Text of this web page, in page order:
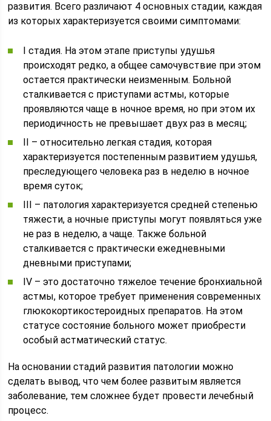
развития. Всего различают 4 основных стадии, каждая
из которых характеризуется своими симптомами:
I стадия. На этом этапе приступы удушья
происходят редко, а общее самочувствие при этом
остается практически неизменным. Больной
сталкивается с приступами астмы, которые
проявляются чаще в ночное время, но при этом их
периодичность не превышает двух раз в месяц;
II – относительно легкая стадия, которая
характеризуется постепенным развитием удушья,
преследующего человека раз в неделю в ночное
время суток;
III – патология характеризуется средней степенью
тяжести, а ночные приступы могут появляться уже
не раз в неделю, а чаще. Также больной
сталкивается с практически ежедневными
дневными приступами;
IV – это достаточно тяжелое течение бронхиальной
астмы, которое требует применения современных
глюкокортикостероидных препаратов. На этом
статусе состояние больного может приобрести
особый астматический статус.
На основании стадий развития патологии можно
сделать вывод, что чем более развитым является
заболевание, тем сложнее будет провести лечебный
процесс.